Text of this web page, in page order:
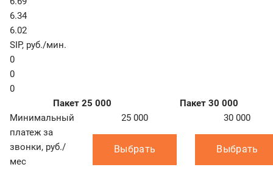
6.34
6.02
SIP, руб./мин.
0
0
0
Пакет 25 000
Пакет 30 000
Минимальный
платеж за
звонки, руб./
мес
25 000
Выбрать
30 000
Выбрать